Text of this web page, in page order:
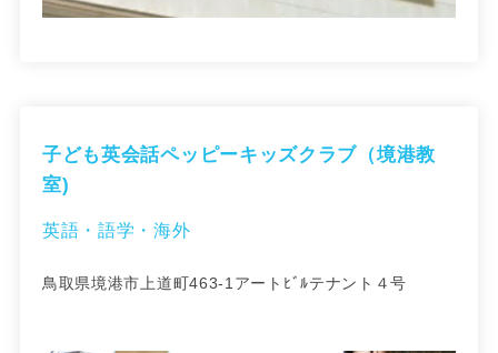
子ども英会話ペッピーキッズクラブ（境港教
室)
英語・語学・海外
鳥取県境港市上道町463-1アートﾋﾞﾙテナント４号